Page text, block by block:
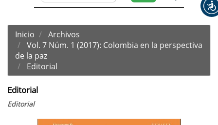
Inicio
Archivos
Vol. 7 Núm. 1 (2017): Colombia en la perspectiva
de la paz
Editorial
Editorial
Editorial